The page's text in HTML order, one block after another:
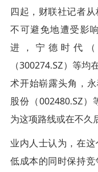
四起，财联社记者
不可避免地遭受影
进，宁德时代（
（300274.SZ）等均
术开始崭露头角，
股份（002480.SZ
为这项路线或在不久
业内人士认为，在
低成本的同时保持